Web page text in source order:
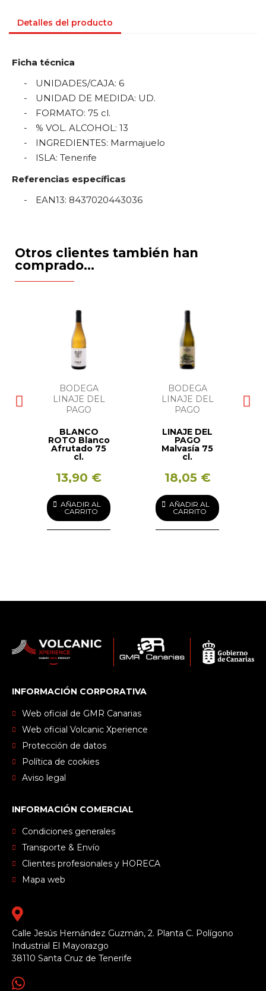
Detalles del producto
Ficha técnica
UNIDADES/CAJA: 6
UNIDAD DE MEDIDA: UD.
FORMATO: 75 cl.
% VOL. ALCOHOL: 13
INGREDIENTES: Marmajuelo
ISLA: Tenerife
Referencias específicas
EAN13: 8437020443036
Otros clientes también han
comprado...
BODEGA
LINAJE DEL
PAGO
BLANCO
ROTO Blanco
Afrutado 75
cl.
13,90 €
AÑADIR AL
CARRITO
BODEGA
LINAJE DEL
PAGO
LINAJE DEL
PAGO
Malvasía 75
cl.
18,05 €
AÑADIR AL
CARRITO
INFORMACIÓN CORPORATIVA
Web oficial de GMR Canarias
Web oficial Volcanic Xperience
Protección de datos
Política de cookies
Aviso legal
INFORMACIÓN COMERCIAL
Condiciones generales
Transporte & Envío
Clientes profesionales y HORECA
Mapa web
Calle Jesús Hernández Guzmán, 2. Planta C. Polígono
Industrial El Mayorazgo
38110 Santa Cruz de Tenerife